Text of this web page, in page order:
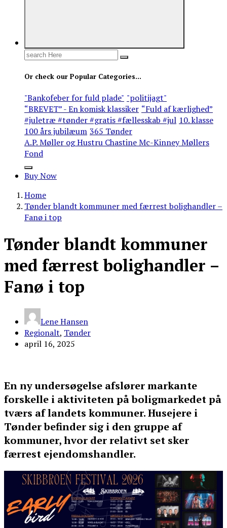
Search
Or check our Popular Categories...
"Bankofeber for fuld plade" "politijagt"
“BREVET” - En komisk klassiker “Fuld af kærlighed”
#juletræ #tønder #gratis #fællesskab #jul 10. klasse
100 års jubilæum 365 Tønder
A.P. Møller og Hustru Chastine Mc-Kinney Møllers
Fond
Buy Now
Home
Tønder blandt kommuner med færrest bolighandler –
Fanø i top
Tønder blandt kommuner
med færrest bolighandler –
Fanø i top
Lene Hansen
Regionalt, Tønder
april 16, 2025
En ny undersøgelse afslører markante
forskelle i aktiviteten på boligmarkedet på
tværs af landets kommuner. Husejere i
Tønder befinder sig i den gruppe af
kommuner, hvor der relativt set sker
færrest ejendomshandler.